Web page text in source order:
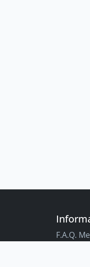
F.A.Q.